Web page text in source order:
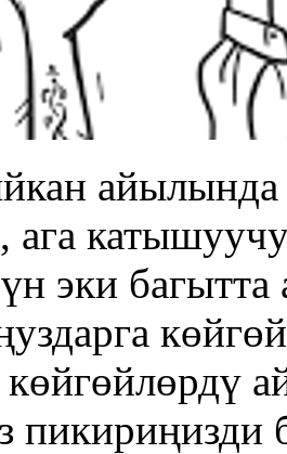
айылында
ага
эки
көйгөйлөрдү
пикириңизди